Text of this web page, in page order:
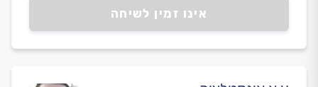
אינו זמין לשיחה